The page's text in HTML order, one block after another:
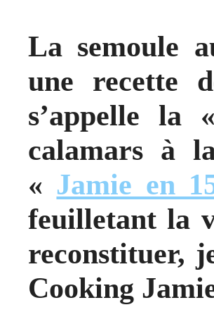
La semoule
une recette
s’appelle la
calamars à
« Jamie en
feuilletant la
reconstituer,
Cooking